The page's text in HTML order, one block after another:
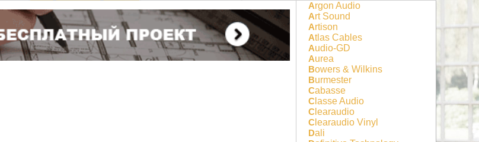
Argon Audio
Art Sound
Artison
Atlas Cables
Audio-GD
Aurea
Bowers & Wilkins
Burmester
Cabasse
Classe Audio
Clearaudio
Clearaudio Vinyl
Dali